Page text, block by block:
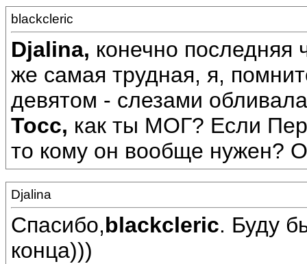
blackcleric
Djalina, конечно последняя
же самая трудная, я,
девятом - слезами
Тосс, как ты МОГ? Если
то кому он вообще нужен?
Djalina
Спасибо,blackcleric. Буду
конца)))